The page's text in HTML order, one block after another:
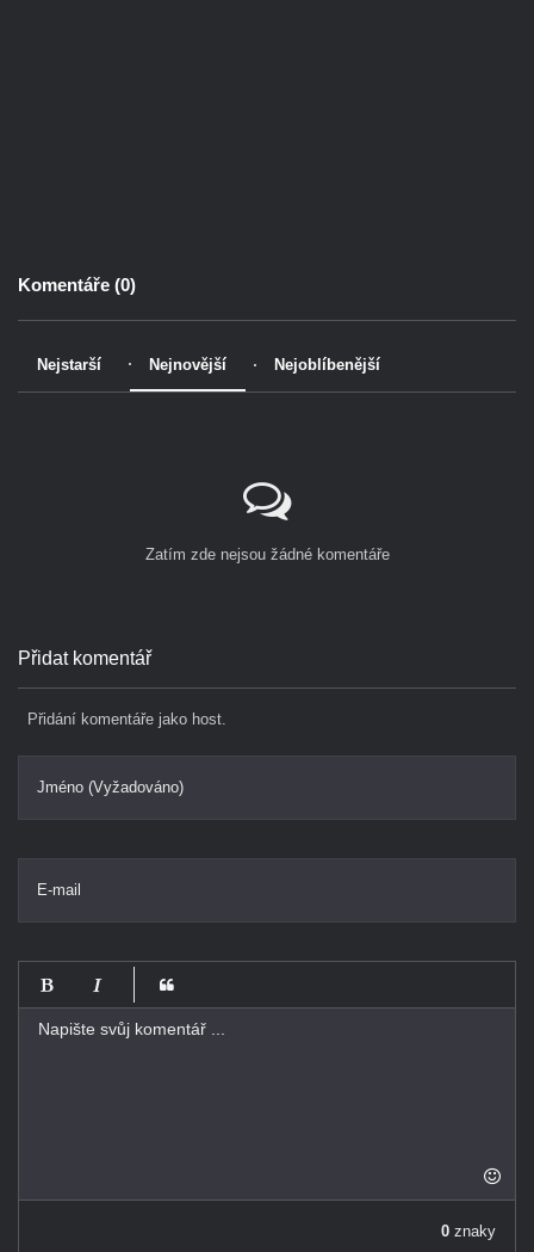
Komentáře (0)
Nejstarší Nejnovější Nejoblíbenější
Zatím zde nejsou žádné komentáře
Přidat komentář
Přidání komentáře jako host.
Jméno (Vyžadováno)
E-mail
-
-
0 znaky